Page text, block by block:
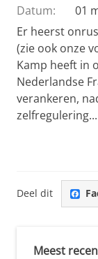
Datum:
01
Er heerst
(zie ook onze
Kamp heeft in
Nederlandse
verankeren,
zelfregulering...
Deel dit
Meest